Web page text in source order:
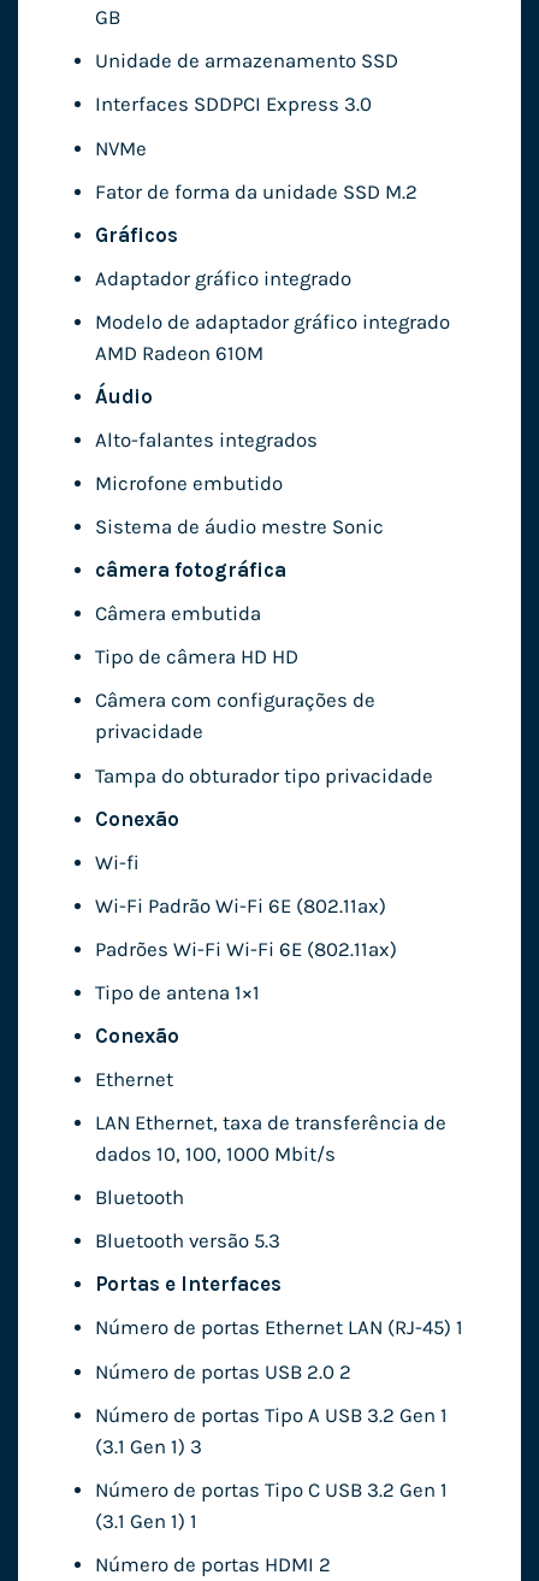
GB
Unidade de armazenamento SSD
Interfaces SDDPCI Express 3.0
NVMe
Fator de forma da unidade SSD M.2
Gráficos
Adaptador gráfico integrado
Modelo de adaptador gráfico integrado
AMD Radeon 610M
Áudio
Alto-falantes integrados
Microfone embutido
Sistema de áudio mestre Sonic
câmera fotográfica
Câmera embutida
Tipo de câmera HD HD
Câmera com configurações de
privacidade
Tampa do obturador tipo privacidade
Conexão
Wi-fi
Wi-Fi Padrão Wi-Fi 6E (802.11ax)
Padrões Wi-Fi Wi-Fi 6E (802.11ax)
Tipo de antena 1×1
Conexão
Ethernet
LAN Ethernet, taxa de transferência de
dados 10, 100, 1000 Mbit/s
Bluetooth
Bluetooth versão 5.3
Portas e Interfaces
Número de portas Ethernet LAN (RJ-45) 1
Número de portas USB 2.0 2
Número de portas Tipo A USB 3.2 Gen 1
(3.1 Gen 1) 3
Número de portas Tipo C USB 3.2 Gen 1
(3.1 Gen 1) 1
Número de portas HDMI 2